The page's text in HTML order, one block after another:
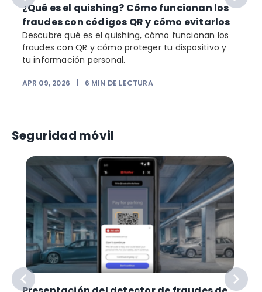
¿Qué es el quishing? Cómo funcionan los
fraudes con códigos QR y cómo evitarlos
Descubre qué es el quishing, cómo funcionan los
fraudes con QR y cómo proteger tu dispositivo y
tu información personal.
APR 09, 2026 6 MIN DE LECTURA
Seguridad móvil